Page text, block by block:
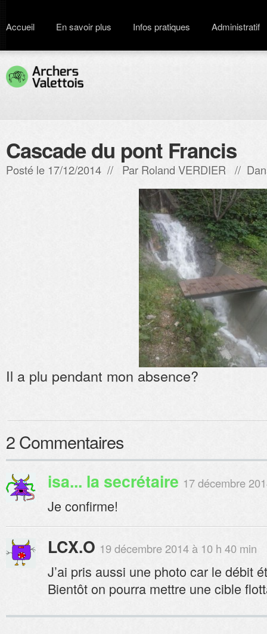
Accueil En savoir plus Infos pratiques Administratif
Cascade du pont Francis
Posté le 17/12/2014 // Par Roland VERDIER //
Il a plu pendant mon absence?
2 Commentaires
isa... la secrétaire 17 décembre
Je confirme!
LCX.O 19 décembre 2014 à 10 h 40 min
J’ai pris aussi une photo car le débit
Bientôt on pourra mettre une cible